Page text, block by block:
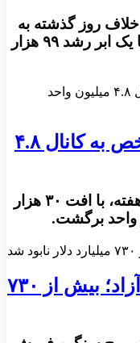
روز گذشته به
مسیر سبز بازگشت و شاخص کل با یک ابر رشد ۹۹ هزار
پایان هفته منفی بورس| شاخص به کانال ۴.۸
شاخص بورس در آخرین روز کاری هفته، با افت ۳۰ هزار
بازارهای آسیایی در سقوط آزاد؛ بیش از ۷۳۰